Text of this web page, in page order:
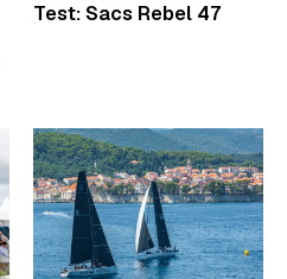
Test: Sacs Rebel 47